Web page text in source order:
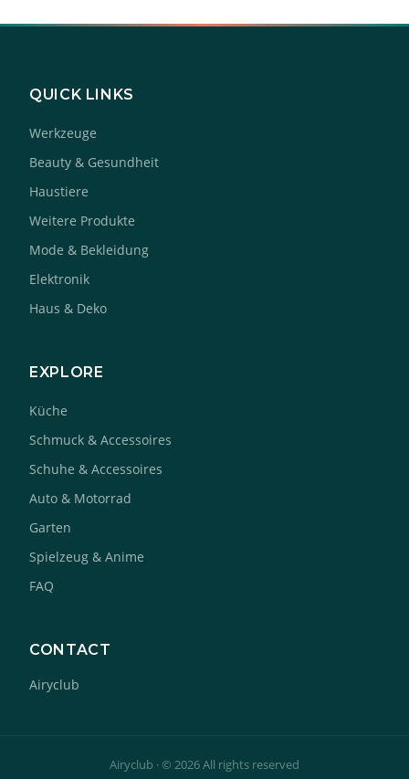
QUICK LINKS
Werkzeuge
Beauty & Gesundheit
Haustiere
Weitere Produkte
Mode & Bekleidung
Elektronik
Haus & Deko
EXPLORE
Küche
Schmuck & Accessoires
Schuhe & Accessoires
Auto & Motorrad
Garten
Spielzeug & Anime
FAQ
CONTACT
Airyclub
Airyclub · © 2026 All rights reserved